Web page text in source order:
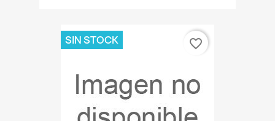
SIN STOCK favorite_border